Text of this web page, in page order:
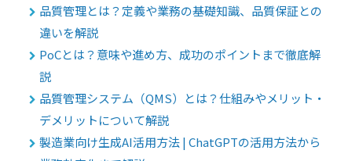
品質管理とは？定義や業務の基礎知識、品質保証との
違いを解説
PoCとは？意味や進め方、成功のポイントまで徹底解
説
品質管理システム（QMS）とは？仕組みやメリット・
デメリットについて解説
製造業向け生成AI活用方法 | ChatGPTの活用方法から